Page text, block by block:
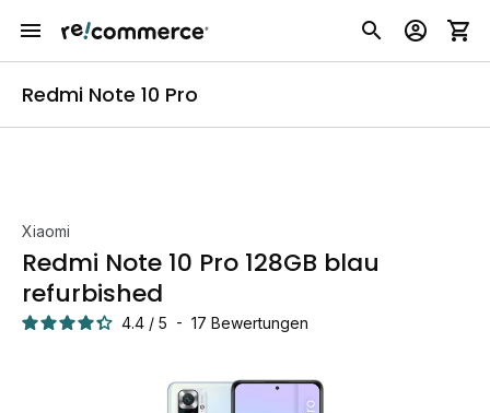
Redmi Note 10 Pro
Xiaomi
Redmi Note 10 Pro 128GB blau
refurbished
4.4 / 5 - 17 Bewertungen